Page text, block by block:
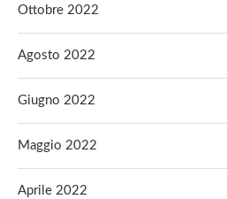
Ottobre 2022
Agosto 2022
Giugno 2022
Maggio 2022
Aprile 2022